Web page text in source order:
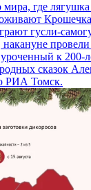
где
гусли-
к 200-
сказок
РИА Томск.